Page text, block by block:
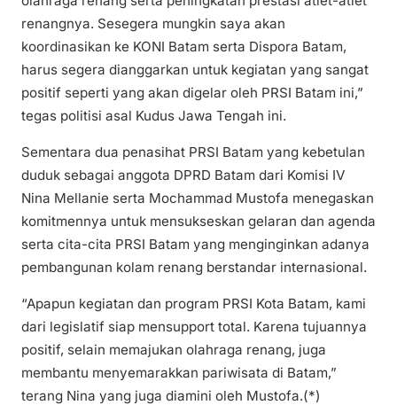
renangnya. Sesegera mungkin saya akan
koordinasikan ke KONI Batam serta Dispora Batam,
harus segera dianggarkan untuk kegiatan yang sangat
positif seperti yang akan digelar oleh PRSI Batam ini,”
tegas politisi asal Kudus Jawa Tengah ini.
Sementara dua penasihat PRSI Batam yang kebetulan
duduk sebagai anggota DPRD Batam dari Komisi IV
Nina Mellanie serta Mochammad Mustofa menegaskan
komitmennya untuk mensukseskan gelaran dan agenda
serta cita-cita PRSI Batam yang menginginkan adanya
pembangunan kolam renang berstandar internasional.
“Apapun kegiatan dan program PRSI Kota Batam, kami
dari legislatif siap mensupport total. Karena tujuannya
positif, selain memajukan olahraga renang, juga
membantu menyemarakkan pariwisata di Batam,”
terang Nina yang juga diamini oleh Mustofa.(*)